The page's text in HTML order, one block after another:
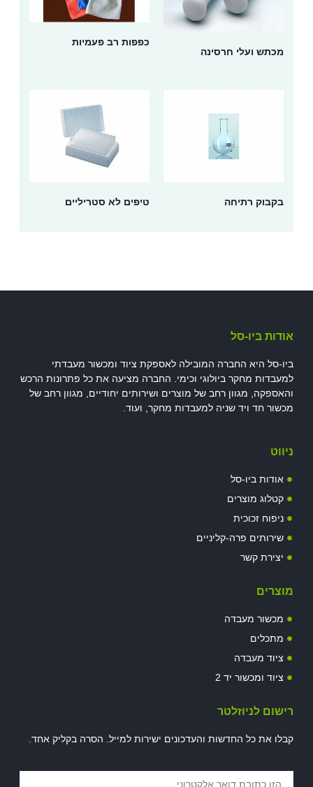
מכתש ועלי חרסינה
כפפות רב פעמיות
בקבוק רתיחה טיפים לא סטריליים
אודות ביו-סל
ביו-סל היא החברה המובילה לאספקת ציוד ומכשור מעבדתי
למעבדות מחקר ביולוגי וכימי. החברה מציעה את כל פתרונות הרכש
והאספקה, מגוון רחב של מוצרים ושירותים יחודיים, מגוון רחב של
מכשור חד ויד שניה למעבדות מחקר, ועוד.
ניווט
אודות ביו-סל
קטלוג מוצרים
ניפוח זכוכית
שירותים פרה-קליניים
יצירת קשר
מוצרים
מכשור מעבדה
מתכלים
ציוד מעבדה
ציוד ומכשור יד 2
רישום לניוזלטר
קבלו את כל החדשות והעדכונים ישירות למייל. הסרה בקליק אחד.